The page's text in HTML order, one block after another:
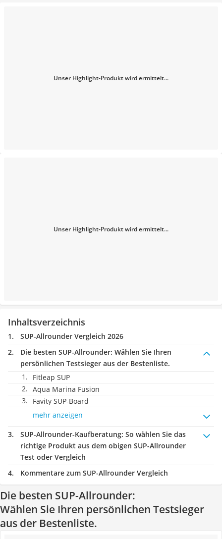
Unser Highlight-Produkt wird ermittelt...
Unser Highlight-Produkt wird ermittelt...
Inhaltsverzeichnis
SUP-Allrounder Vergleich 2026
Die besten SUP-Allrounder: Wählen Sie Ihren
persönlichen Testsieger aus der Bestenliste.
Fitleap SUP
Aqua Marina Fusion
Favity SUP-Board
mehr anzeigen
SUP-Allrounder-Kaufberatung: So wählen Sie das
richtige Produkt aus dem obigen SUP-Allrounder
Test oder Vergleich
Kommentare zum SUP-Allrounder Vergleich
Die besten SUP-Allrounder:
Wählen Sie Ihren persönlichen Testsieger
aus der Bestenliste.